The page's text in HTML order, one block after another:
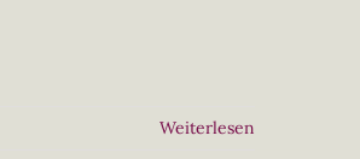
Weiterlesen